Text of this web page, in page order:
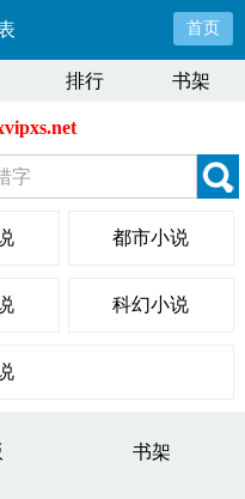
首页
排行 书架
都市小说
科幻小说
书架